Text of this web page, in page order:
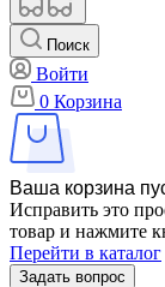
Поиск
Войти
0 Корзина
Ваша корзина
Исправить это
товар и нажмите
Перейти в каталог
Задать вопрос